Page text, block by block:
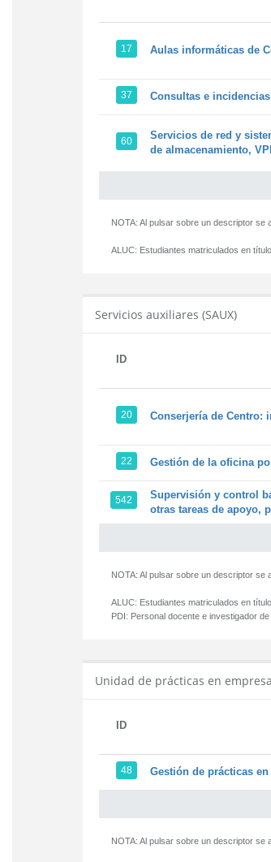
17 Aulas informáticas de
37 Consultas e
60
Servicios de red y
de almacenamiento,
NOTA: Al pulsar sobre un descriptor se
ALUC: Estudiantes matriculados en
Servicios auxiliares (SAUX)
ID
20 Conserjería de Centro:
22 Gestión de la oficina
542
Supervisión y control
otras tareas de apoyo,
NOTA: Al pulsar sobre un descriptor se
ALUC: Estudiantes matriculados en
PDI: Personal docente e investigador de
Unidad de prácticas en empresa
ID
48 Gestión de prácticas
NOTA: Al pulsar sobre un descriptor se